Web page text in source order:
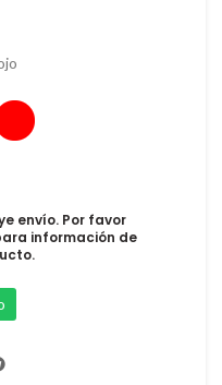
envío. Por favor
información de